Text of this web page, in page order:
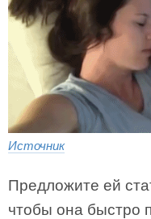
Источник
Предложите ей
чтобы она быстро